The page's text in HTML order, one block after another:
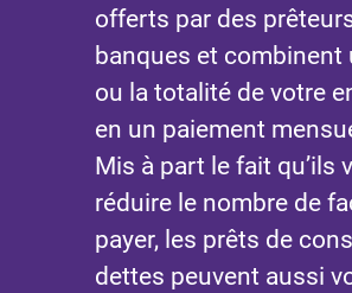
offerts par des
banques et combinent
ou la totalité de votre
en un paiement
Mis à part le fait qu’ils
réduire le nombre de
payer, les prêts de
dettes peuvent aussi